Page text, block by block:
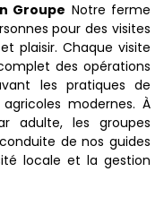
Groupe Notre ferme
pour des visites
plaisir. Chaque visite
des opérations
les pratiques de
modernes. À
adulte, les groupes
de nos guides
locale et la gestion